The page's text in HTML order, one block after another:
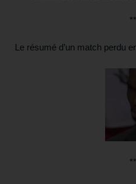
Le résumé d’un match perdu